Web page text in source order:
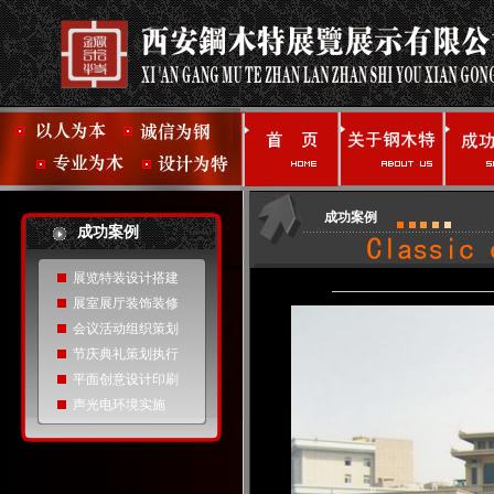
成功案例
展览特装设计搭建
展室展厅装饰装修
会议活动组织策划
节庆典礼策划执行
平面创意设计印刷
声光电环境实施
成功案例